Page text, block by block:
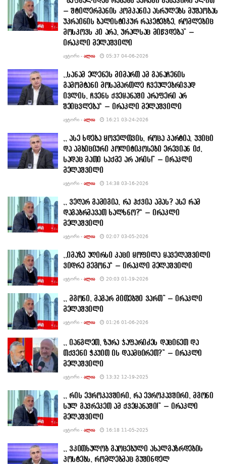
– შტილერმანის კომპანია ასრულებს მუშაობას
უკრაინის ბალისტიკურ რაკეტებზე, რომლებიც
მოსკოვს კი არა, ურალსაც მიწვდება” –
ირაკლი მელაშვილი
ᲐᲕᲢᲝᲠᲘ - ᲐᲚᲘᲐ 05:37 04-06-2026
,,სანამ ელენეს მიმართ ამ განაჩენის
გამომტანი მოსამართლე ჩვეულებრივად
ივლის, ჩვენს ქვეყანაში არაფერი არ
შეიცვლება“ – ირაკლი მელაშვილი
ᲐᲕᲢᲝᲠᲘ - ᲐᲚᲘᲐ 16:21 03-24-2026
,, ასე ხდება ყოველთვის, როცა პარტია, უვიცი
და ამბიციური პოლიტიკოსები ერევიან იქ,
სადაც მათი საქმე არ არის!” – ირაკლი
მელაშვილი
ᲐᲕᲢᲝᲠᲘ - ᲐᲚᲘᲐ 14:38 03-16-2026
,, ვეღარ გამიგია, რა ჰქვია ამას? ასე რამ
დაგაბრმავათ ხალხნო?“ – ირაკლი
მელაშვილი
ᲐᲕᲢᲝᲠᲘ - ᲐᲚᲘᲐ 02:07 03-05-2026
,,იმაზე უღირსი კაცი ყოფილა ყაველაშვილი
ვიდრე მეგონა“ – ირაკლი მელაშვილი
ᲐᲕᲢᲝᲠᲘ - ᲐᲚᲘᲐ 20:03 01-19-2026
,, მგონი, მაგარ მითებში ვართ” – ირაკლი
მელაშვილი
ᲐᲕᲢᲝᲠᲘ - ᲐᲚᲘᲐ 01:26 01-06-2026
,, იანგლეთ, ზურა ჯაფარიძეს დაცინეთ და
თქვენი ჭკუით ის დაამცირეთ?” – ირაკლი
მელაშვილი
ᲐᲕᲢᲝᲠᲘ - ᲐᲚᲘᲐ 13:32 12-19-2025
,, რის ევროკავშირი, რა ევროკავშირი, მგონი
სულ გავრეკეთ ამ ქვეყანაში!” – ირაკლი
მელაშვილი
ᲐᲕᲢᲝᲠᲘ - ᲐᲚᲘᲐ 16:18 11-05-2025
,, ვკითხულობ გაოცებული ახალგაზრდების
პოსტებს, რომლებმაც გუშინდელ